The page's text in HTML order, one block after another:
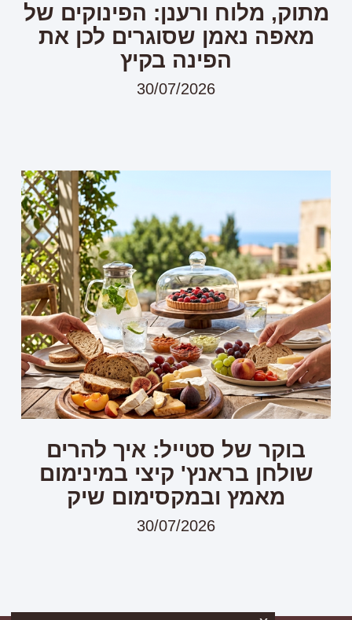
מתוק, מלוח ורענן: הפינוקים של
מאפה נאמן שסוגרים לכן את
הפינה בקיץ
30/07/2026
בוקר של סטייל: איך להרים
שולחן בראנץ' קיצי במינימום
מאמץ ובמקסימום שיק
30/07/2026